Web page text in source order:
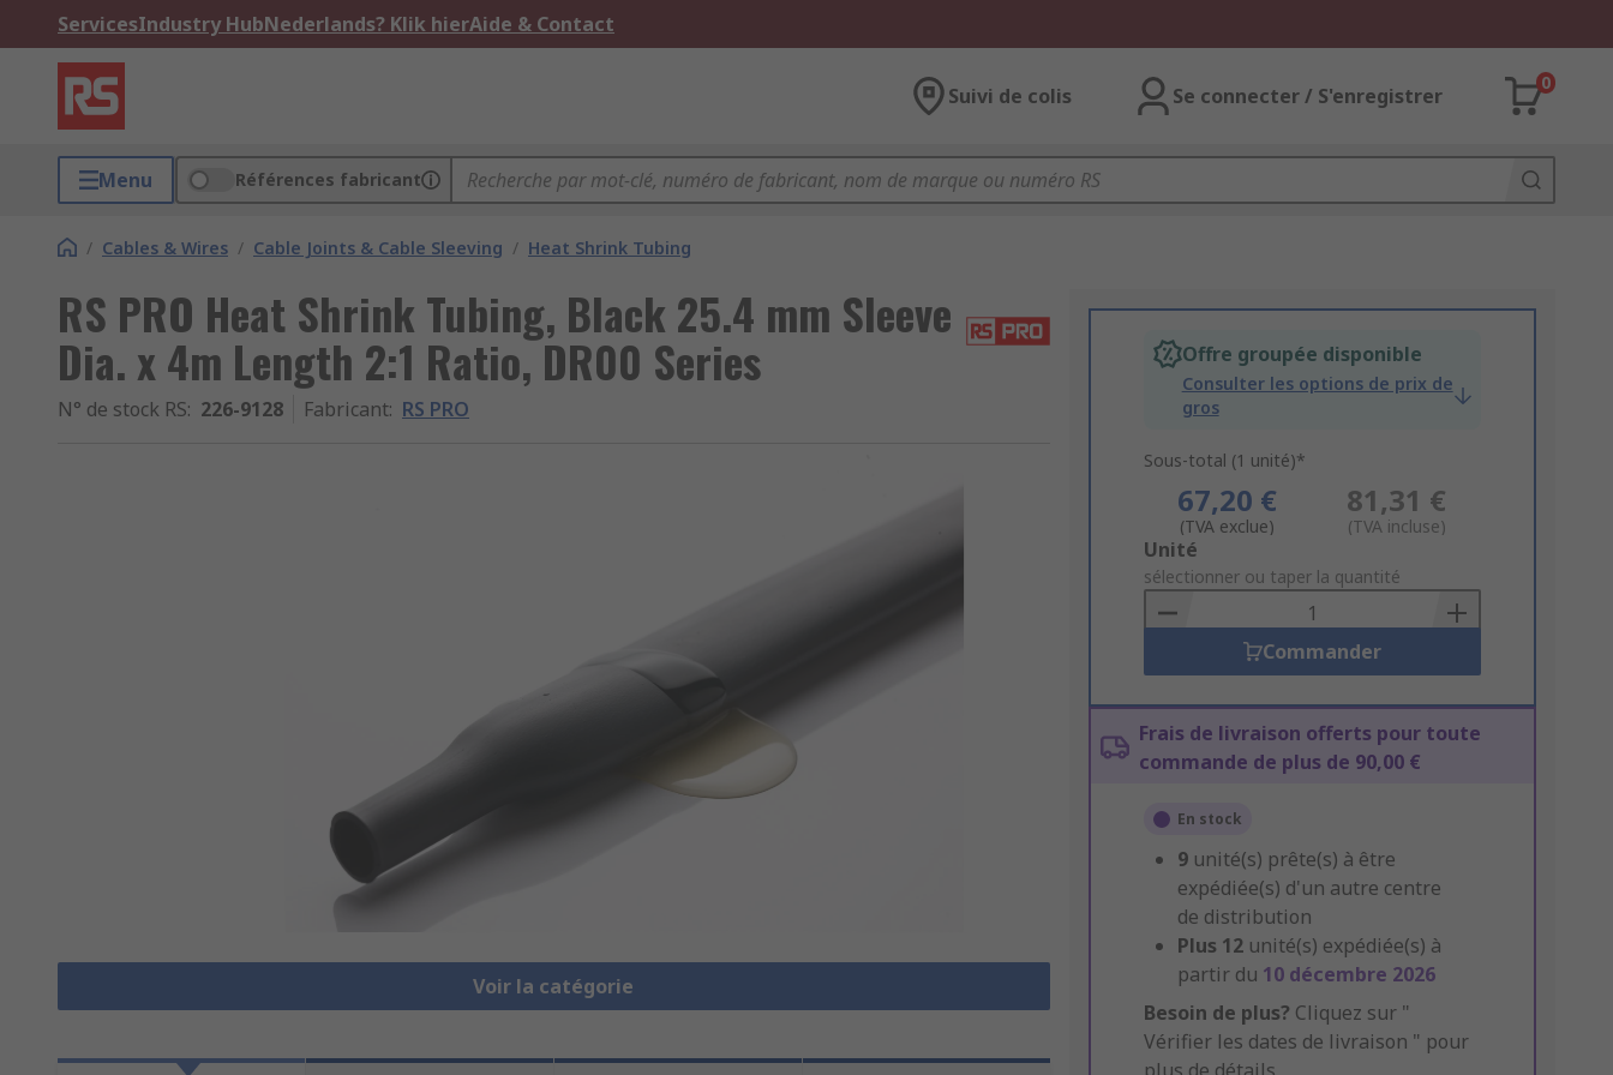
ServicesIndustry HubNederlands? Klik hierAide & Contact
Suivi de colis Se connecter / S'enregistrer
0
Menu Références fabricant
/ Cables & Wires / Cable Joints & Cable Sleeving / Heat Shrink Tubing
RS PRO Heat Shrink Tubing, Black 25.4 mm Sleeve
Dia. x 4m Length 2:1 Ratio, DR00 Series
N° de stock RS: 226-9128 Fabricant: RS PRO
Voir la catégorie
Offre groupée disponible
Consulter les options de prix de
gros
Sous-total (1 unité)*
67,20 €
(TVA exclue)
81,31 €
(TVA incluse)
Add
to
Basket
Unité
sélectionner ou taper la quantité
Commander
Frais de livraison offerts pour toute
commande de plus de 90,00 €
En stock
9 unité(s) prête(s) à être
expédiée(s) d'un autre centre
de distribution
Plus 12 unité(s) expédiée(s) à
partir du 10 décembre 2026
Besoin de plus? Cliquez sur "
Vérifier les dates de livraison " pour